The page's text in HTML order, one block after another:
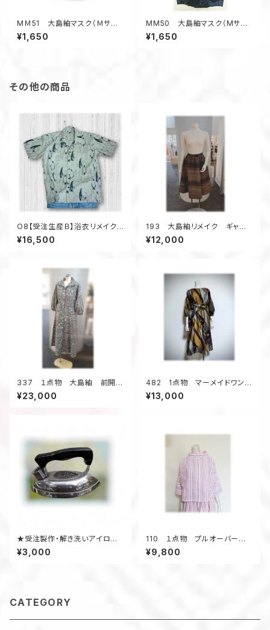
MＭ51 大島紬マスク（Ｍサイ
ズ・黒系・アールデコ風柄）
¥1,650
MM50 大島紬マスク（Mサイ
ズ・青系・幾何学柄）
¥1,650
その他の商品
O8【受注生産Ｂ】浴衣リメイクア
ロハシャツセミオーダー
¥16,500
193 大島紬リメイク ギャザ
ーフレアスカート ６枚接ぎ
ボーダー柄 茶系
¥12,000
337 １点物 大島紬 前開き
ワンピース 抜き衿 デッドスト
ック着物地 昭和レトロ 正
¥23,000
482 1点物 マーメイドワンピ
ーㇲ Aライン 着物リメイク
銘仙 シルク お出かけ 体形
¥13,000
★受注製作・解き洗いアイロン
工賃★ 着物アップサイクル
¥3,000
110 １点物 プルオーバー
デッドストック浴衣地リメイク
ねじりオフタートル クロップド
¥9,800
CATEGORY